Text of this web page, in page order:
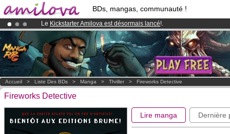
BDs, mangas, communauté !
Le Kickstarter Amilova est désormais lancé!.
Abonnement premium: à partir de3.95 eurospar mois !Clique ici
Déjà 134393membreset 1208BDs & Mangas!
Accueil > Liste Des BDs > Manga > Thriller > Fireworks Detective
Fireworks Detective
Lire manga Dernière